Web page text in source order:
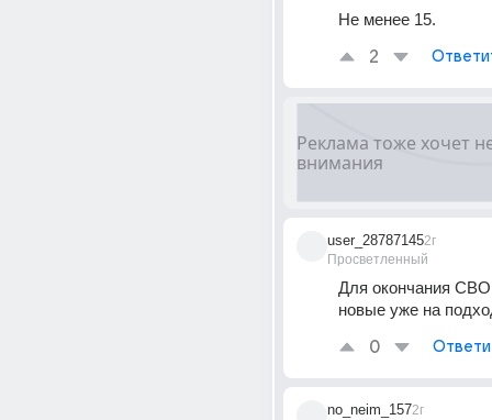
Не менее 15.
2
user_28787145
Просветленный
2г
Для окончания СВО
новые уже на
0
no_neim_1572г